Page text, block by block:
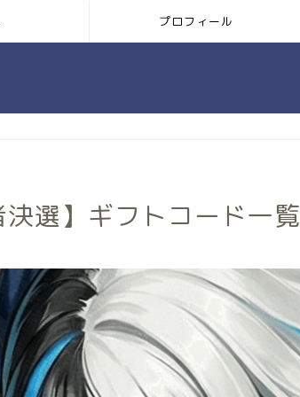
プロフィール
決選】ギフトコード一覧